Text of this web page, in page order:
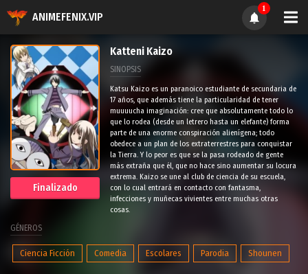
ANIMEFENIX.VIP
1
Finalizado
Katteni Kaizo
SINOPSIS
Katsu Kaizo es un paranoico estudiante de secundaria de
17 años, que además tiene la particularidad de tener
muuuucha imaginación: cree que absolutamente todo lo
que lo rodea (desde un letrero hasta un elefante) forma
parte de una enorme conspiración alienígena; todo
obedece a un plan de los extraterrestres para conquistar
la Tierra. Y lo peor es que se la pasa rodeado de gente
más extraña que él, que no hace sino aumentar su locura
extrema. Kaizo se une al club de ciencia de su escuela,
con lo cual entrará en contacto con fantasma,
infecciones y muñecas vivientes entre muchas otras
cosas.
GÉNEROS
Ciencia Ficción Comedia Escolares Parodia Shounen